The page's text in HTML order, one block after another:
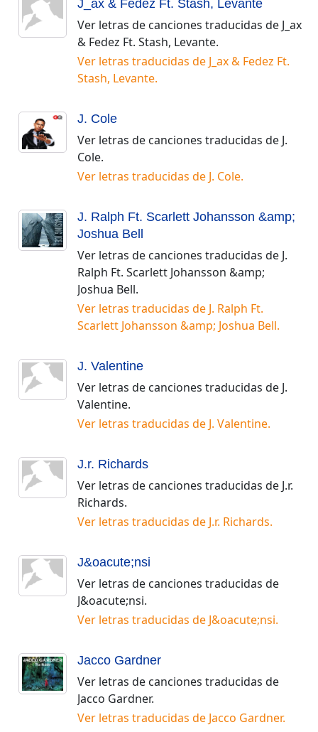
J_ax & Fedez Ft. Stash, Levante
Ver letras de canciones traducidas de J_ax
& Fedez Ft. Stash, Levante.
Ver letras traducidas de J_ax & Fedez Ft.
Stash, Levante.
J. Cole
Ver letras de canciones traducidas de J.
Cole.
Ver letras traducidas de J. Cole.
J. Ralph Ft. Scarlett Johansson &amp;
Joshua Bell
Ver letras de canciones traducidas de J.
Ralph Ft. Scarlett Johansson &amp;
Joshua Bell.
Ver letras traducidas de J. Ralph Ft.
Scarlett Johansson &amp; Joshua Bell.
J. Valentine
Ver letras de canciones traducidas de J.
Valentine.
Ver letras traducidas de J. Valentine.
J.r. Richards
Ver letras de canciones traducidas de J.r.
Richards.
Ver letras traducidas de J.r. Richards.
J&oacute;nsi
Ver letras de canciones traducidas de
J&oacute;nsi.
Ver letras traducidas de J&oacute;nsi.
Jacco Gardner
Ver letras de canciones traducidas de
Jacco Gardner.
Ver letras traducidas de Jacco Gardner.